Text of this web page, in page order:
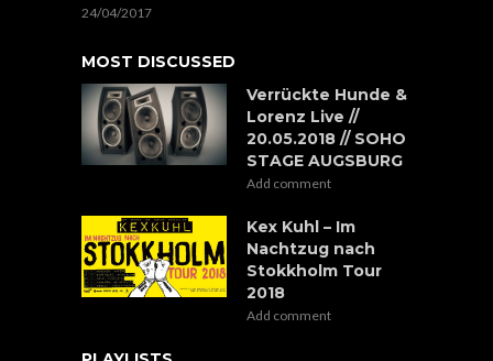
24/04/2017
MOST DISCUSSED
Verrückte Hunde &
Lorenz Live //
20.05.2018 // SOHO
STAGE AUGSBURG
Add comment
Kex Kuhl – Im
Nachtzug nach
Stokkholm Tour
2018
Add comment